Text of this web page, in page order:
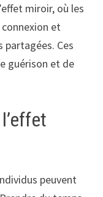
miroir, où les
et
partagées. Ces
guérison et de
peuvent